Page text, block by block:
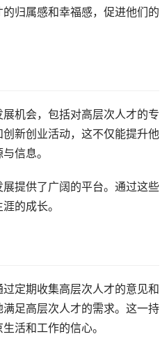
归属感和幸福感，促进他们的
机会，包括对高层次人才的专
新创业活动，这不仅能提升他
信息。
提供了广阔的平台。通过这些
的成长。
定期收集高层次人才的意见和
足高层次人才的需求。这一持
活和工作的信心。